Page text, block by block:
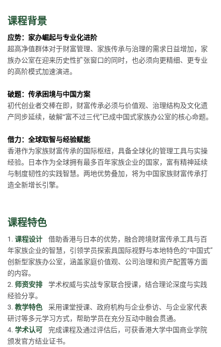
课程背景
应势：家办崛起与专业化进阶
超高净值群体对于财富管理、家族传承与治理的需求日益增加，家
族办公室在迎来历史性扩张窗口的同时，也必须向更精细、更专业
的高阶模式加速演进。
破题：传承困境与中国方案
初代创业者交棒在即，财富传承必须与价值观、治理结构及文化遗
产同步延续，破解“富不过三代”已成中国式家族办公室的核心命题。
借力：全球取智与经验赋能
香港作为家族财富传承的国际枢纽，具备全球化的管理工具与实操
经验。日本作为全球拥有最多百年家族企业的国家，富有精神延续
与制度韧性的实践智慧。两地优势叠加，将为中国家族财富传承打
造全新增长引擎。
课程特色
1. 课程设计 借助香港与日本的优势，融合跨境财富传承工具与百
年家族企业的智慧，引领学员探索具国际视野与本地特色的“中国式”
创新型家族办公室，涵盖家庭价值观、公司治理和资产配置等方面
的内容。
2. 师资安排 学术权威与实战专家联合授课，结合理论深度与实践
经验分享。
3. 教学特色 采用课堂授课、政府机构与企业参访、与企业家代表
研讨等多元学习方式，帮助学员在充分互动中融会贯通。
4. 学术认可 完成课程及通过评估后，可获香港大学中国商业学院
颁发官方结业证书。